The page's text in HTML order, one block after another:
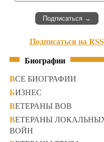
Подписаться на RSS
Биографии
ВСЕ БИОГРАФИИ
БИЗНЕС
ВЕТЕРАНЫ ВОВ
ВЕТЕРАНЫ ЛОКАЛЬНЫХ
ВОЙН